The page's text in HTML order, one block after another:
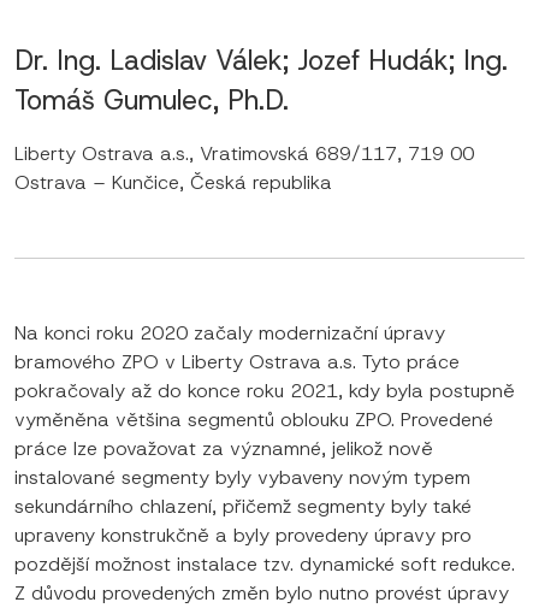
Dr. Ing. Ladislav Válek; Jozef Hudák; Ing.
Tomáš Gumulec, Ph.D.
Liberty Ostrava a.s., Vratimovská 689/117, 719 00
Ostrava – Kunčice, Česká republika
Na konci roku 2020 začaly modernizační úpravy
bramového ZPO v Liberty Ostrava a.s. Tyto práce
pokračovaly až do konce roku 2021, kdy byla postupně
vyměněna většina segmentů oblouku ZPO. Provedené
práce lze považovat za významné, jelikož nově
instalované segmenty byly vybaveny novým typem
sekundárního chlazení, přičemž segmenty byly také
upraveny konstrukčně a byly provedeny úpravy pro
pozdější možnost instalace tzv. dynamické soft redukce.
Z důvodu provedených změn bylo nutno provést úpravy